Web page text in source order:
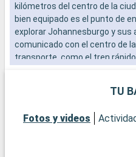
kilómetros del centro de la
bien equipado es el punto de
explorar Johannesburgo y sus
comunicado con el centro de
transporte, como el tren
Qué visitar en Johannesburgo
metrópolis dinámica. El
TU
Fotos y videos